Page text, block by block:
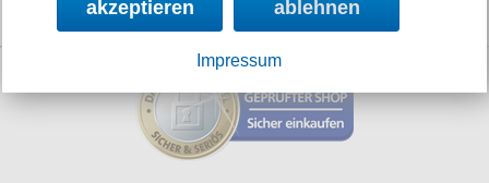
Punkrock
Rockabilly
Wikinger
akzeptieren ablehnen
Impressum